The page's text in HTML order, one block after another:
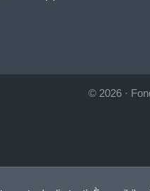
© 2026 ·